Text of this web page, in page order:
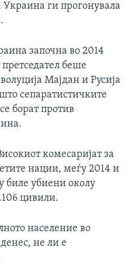
Украина ги прогонувала
започна во 2014
беше
Мајдан и Русија
сепаратистичките
борат против
комесаријат за
нации, меѓу 2014 и
биле убиени околу
цивили.
население во
не ли е